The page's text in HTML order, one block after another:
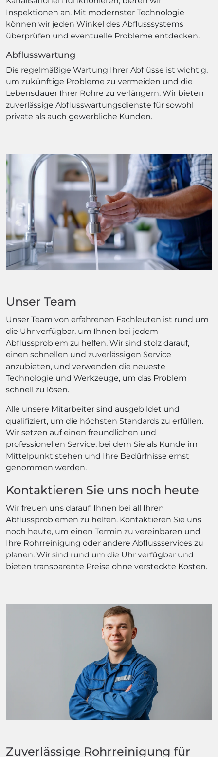
Inspektionen an. Mit modernster Technologie
können wir jeden Winkel des Abflusssystems
überprüfen und eventuelle Probleme entdecken.
Abflusswartung
Die regelmäßige Wartung Ihrer Abflüsse ist wichtig,
um zukünftige Probleme zu vermeiden und die
Lebensdauer Ihrer Rohre zu verlängern. Wir bieten
zuverlässige Abflusswartungsdienste für sowohl
private als auch gewerbliche Kunden.
Unser Team
Unser Team von erfahrenen Fachleuten ist rund um
die Uhr verfügbar, um Ihnen bei jedem
Abflussproblem zu helfen. Wir sind stolz darauf,
einen schnellen und zuverlässigen Service
anzubieten, und verwenden die neueste
Technologie und Werkzeuge, um das Problem
schnell zu lösen.
Alle unsere Mitarbeiter sind ausgebildet und
qualifiziert, um die höchsten Standards zu erfüllen.
Wir setzen auf einen freundlichen und
professionellen Service, bei dem Sie als Kunde im
Mittelpunkt stehen und Ihre Bedürfnisse ernst
genommen werden.
Kontaktieren Sie uns noch heute
Wir freuen uns darauf, Ihnen bei all Ihren
Abflussproblemen zu helfen. Kontaktieren Sie uns
noch heute, um einen Termin zu vereinbaren und
Ihre Rohrreinigung oder andere Abflussservices zu
planen. Wir sind rund um die Uhr verfügbar und
bieten transparente Preise ohne versteckte Kosten.
Zuverlässige Rohrreinigung für